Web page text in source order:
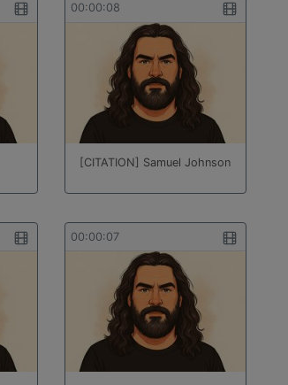
00:00:08
[CITATION] Samuel Johnson
00:00:07